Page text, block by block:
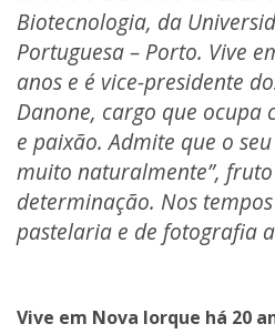
Biotecnologia, da
Portuguesa – Porto. Vive
anos e é vice-presidente
Danone, cargo que ocupa
e paixão. Admite que o
muito naturalmente”,
determinação. Nos
pastelaria e de fotografia
Vive em Nova Iorque há 20